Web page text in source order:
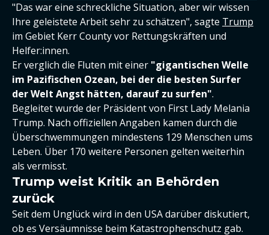
"Das war eine schreckliche Situation, aber wir wissen
Ihre geleistete Arbeit sehr zu schätzen", sagte Trump
im Gebiet Kerr County vor Rettungskräften und
Helfer:innen.
Er verglich die Fluten mit einer "gigantischen Welle
im Pazifischen Ozean, bei der die besten Surfer
der Welt Angst hätten, darauf zu surfen".
Begleitet wurde der Präsident von First Lady Melania
Trump. Nach offiziellen Angaben kamen durch die
Überschwemmungen mindestens 129 Menschen ums
Leben. Über 170 weitere Personen gelten weiterhin
als vermisst.
Trump weist Kritik an Behörden
zurück
Seit dem Unglück wird in den USA darüber diskutiert,
ob es Versäumnisse beim Katastrophenschutz gab.